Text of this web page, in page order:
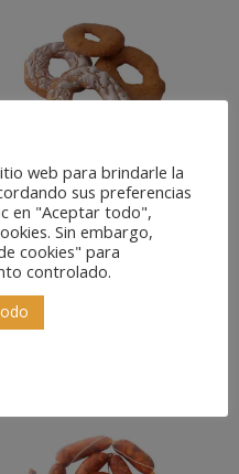
Rosco de
Huevo y
Aceite de
Oliva
web para brindarle la
sus preferencias
en "Aceptar todo",
Sin embargo,
cookies" para
controlado.